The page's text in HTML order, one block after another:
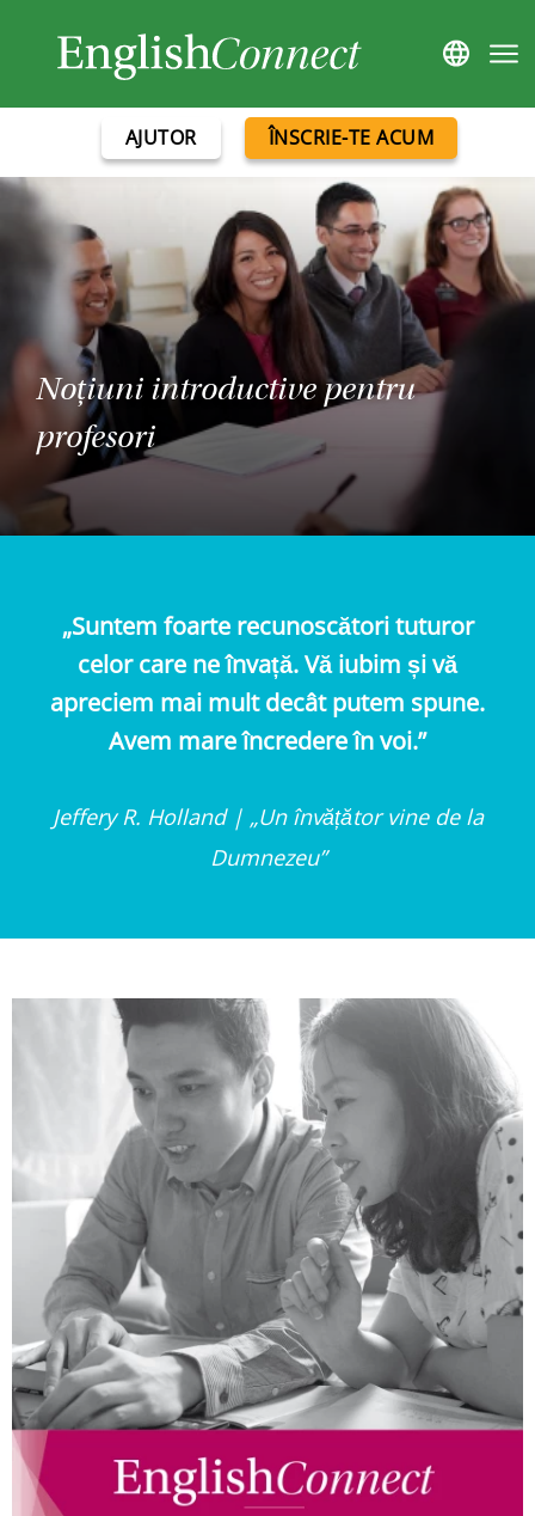
AJUTOR ÎNSCRIE-TE ACUM
Noțiuni introductive pentru
profesori
„Suntem foarte recunoscători tuturor
celor care ne învață. Vă iubim și vă
apreciem mai mult decât putem spune.
Avem mare încredere în voi.”
Jeffery R. Holland | „Un învățător vine de la
Dumnezeu”